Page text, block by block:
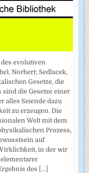
evolutiven
Norbert; Sedlacek,
Gesetze, die
die Gesetze einer
alles Seiende dazu
zu erzeugen. Die
Welt mit dem
Prozess,
auf
in der wir
des [...]